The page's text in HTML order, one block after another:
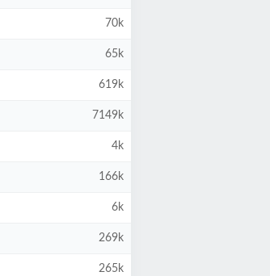
70k
65k
619k
7149k
4k
166k
6k
269k
265k